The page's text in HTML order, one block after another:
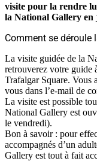
visite pour la rendre
la National Gallery en
Comment se déroule
La visite guidée de la
retrouverez votre guide
Trafalgar Square. Vous
vous dans l’e-mail de
La visite est possible
National Gallery est
le vendredi).
Bon à savoir : pour
accompagnés d’un
Gallery est tout à fait